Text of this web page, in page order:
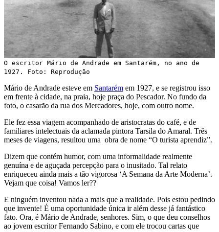
O escritor Mário de Andrade em Santarém, no ano de
1927. Foto: Reprodução
Mário de Andrade esteve em Santarém em 1927, e se registrou isso
em frente à cidade, na praia, hoje praça do Pescador. No fundo da
foto, o casarão da rua dos Mercadores, hoje, com outro nome.
Ele fez essa viagem acompanhado de aristocratas do café, e de
familiares intelectuais da aclamada pintora Tarsila do Amaral. Três
meses de viagens, resultou uma obra de nome “O turista aprendiz”.
Dizem que contém humor, com uma informalidade realmente
genuína e de aguçada percepção para o inusitado. Tal relato
enriqueceu ainda mais a tão vigorosa ‘A Semana da Arte Moderna’.
Vejam que coisa! Vamos ler??
E ninguém inventou nada a mais que a realidade. Pois estou pedindo
que invente! É uma oportunidade única ir além desse já fantástico
fato. Ora, é Mário de Andrade, senhores. Sim, o que deu conselhos
ao jovem escritor Fernando Sabino, e com ele trocou cartas que